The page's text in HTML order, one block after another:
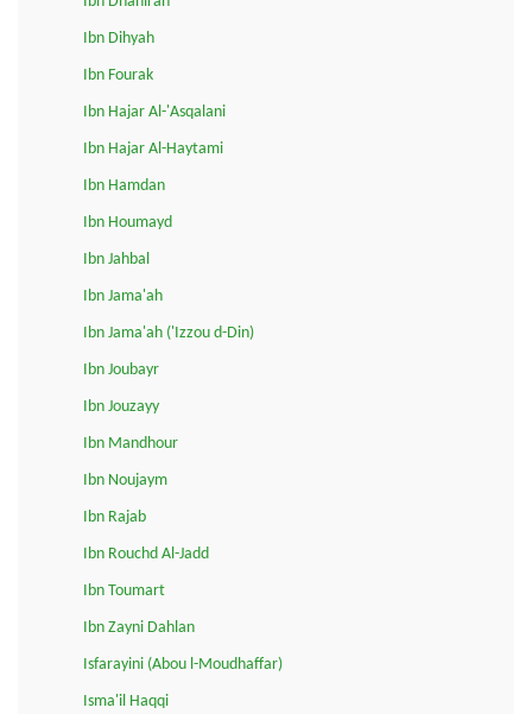
Ibn Dihyah
Ibn Fourak
Ibn Hajar Al-'Asqalani
Ibn Hajar Al-Haytami
Ibn Hamdan
Ibn Houmayd
Ibn Jahbal
Ibn Jama'ah
Ibn Jama'ah ('Izzou d-Din)
Ibn Joubayr
Ibn Jouzayy
Ibn Mandhour
Ibn Noujaym
Ibn Rajab
Ibn Rouchd Al-Jadd
Ibn Toumart
Ibn Zayni Dahlan
Isfarayini (Abou l-Moudhaffar)
Isma'il Haqqi